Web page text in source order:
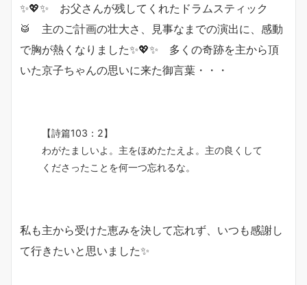
✨💖✨ お父さんが残してくれたドラムスティック
🥁 主のご計画の壮大さ、見事なまでの演出に、感動
で胸が熱くなりました✨💖✨ 多くの奇跡を主から頂
いた京子ちゃんの思いに来た御言葉・・・
【詩篇103：2】
わがたましいよ。主をほめたたえよ。主の良くして
くださったことを何一つ忘れるな。
私も主から受けた恵みを決して忘れず、いつも感謝し
て行きたいと思いました✨